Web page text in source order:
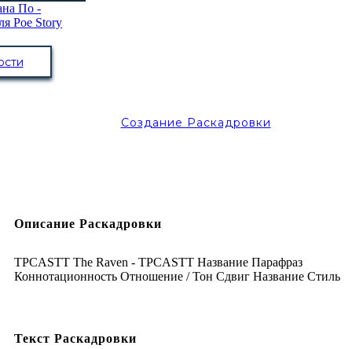
Создание Раскадровки
Описание Раскадровки
TPCASTT The Raven - TPCASTT Название Парафраз
Коннотационность Отношение / Тон Сдвиг Название Стиль
Текст Раскадровки